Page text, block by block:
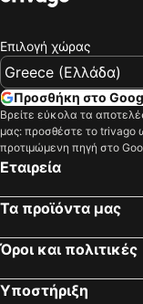
Επιλογή χώρας
Προσθήκη στο
Βρείτε εύκολα τα
μας: προσθέστε το trivago
προτιμώμενη πηγή στο
Εταιρεία
Τα προϊόντα μας
Όροι και πολιτικές
Υποστήριξη